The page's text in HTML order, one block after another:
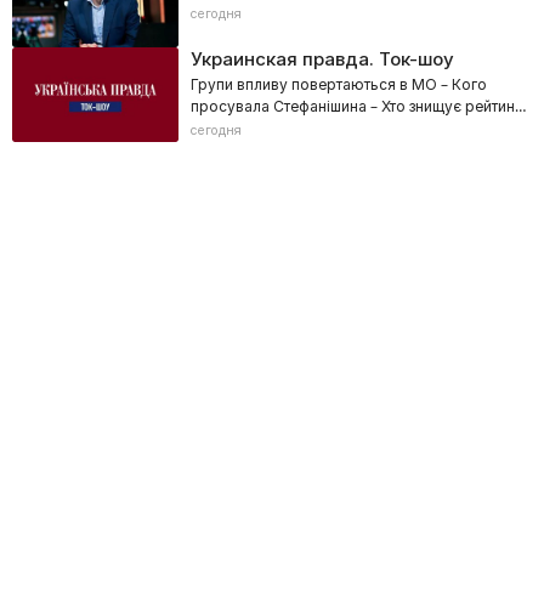
сегодня
Украинская правда. Ток-шоу
Групи впливу повертаються в МО – Кого
просувала Стефанішина – Хто знищує рейтинг
Зеленського? – ТКАЧ
сегодня